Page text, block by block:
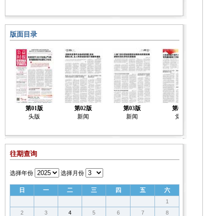
版面目录
第01版
头版
第02版
新闻
第03版
新闻
第04版
党建
往期查询
选择年份 选择月份
日 一 二 三 四 五 六
1
2
3 4 5 6 7
8